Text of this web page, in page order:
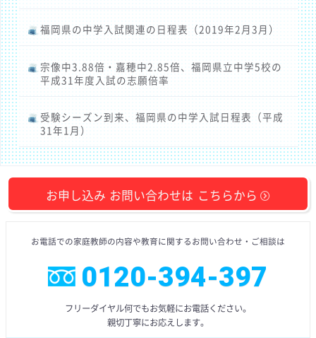
福岡県の中学入試関連の日程表（2019年2月3月）
宗像中3.88倍・嘉穂中2.85倍、福岡県立中学5校の
平成31年度入試の志願倍率
受験シーズン到来、福岡県の中学入試日程表（平成
31年1月）
お申し込み お問い合わせは こちらから
お電話での家庭教師の内容や教育に関するお問い合わせ ・ご相談は
0120-394-397
フリーダイヤル何でもお気軽にお電話ください。
親切丁寧にお応えします。